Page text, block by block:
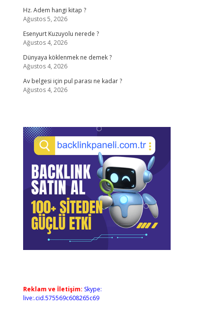
Hz. Adem hangi kitap ?
Ağustos 5, 2026
Esenyurt Kuzuyolu nerede ?
Ağustos 4, 2026
Dünyaya köklenmek ne demek ?
Ağustos 4, 2026
Av belgesi için pul parası ne kadar ?
Ağustos 4, 2026
Reklam ve İletişim: Skype:
live:.cid.575569c608265c69